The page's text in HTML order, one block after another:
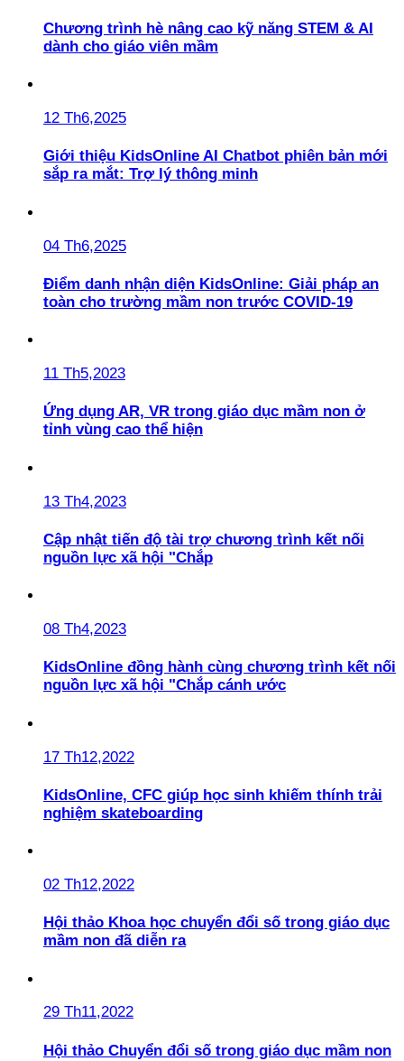
Chương trình hè nâng cao kỹ năng STEM & AI
dành cho giáo viên mầm
12 Th6,2025
Giới thiệu KidsOnline AI Chatbot phiên bản mới
sắp ra mắt: Trợ lý thông minh
04 Th6,2025
Điểm danh nhận diện KidsOnline: Giải pháp an
toàn cho trường mầm non trước COVID-19
11 Th5,2023
Ứng dụng AR, VR trong giáo dục mầm non ở
tỉnh vùng cao thể hiện
13 Th4,2023
Cập nhật tiến độ tài trợ chương trình kết nối
nguồn lực xã hội "Chắp
08 Th4,2023
KidsOnline đồng hành cùng chương trình kết nối
nguồn lực xã hội "Chắp cánh ước
17 Th12,2022
KidsOnline, CFC giúp học sinh khiếm thính trải
nghiệm skateboarding
02 Th12,2022
Hội thảo Khoa học chuyển đổi số trong giáo dục
mầm non đã diễn ra
29 Th11,2022
Hội thảo Chuyển đổi số trong giáo dục mầm non